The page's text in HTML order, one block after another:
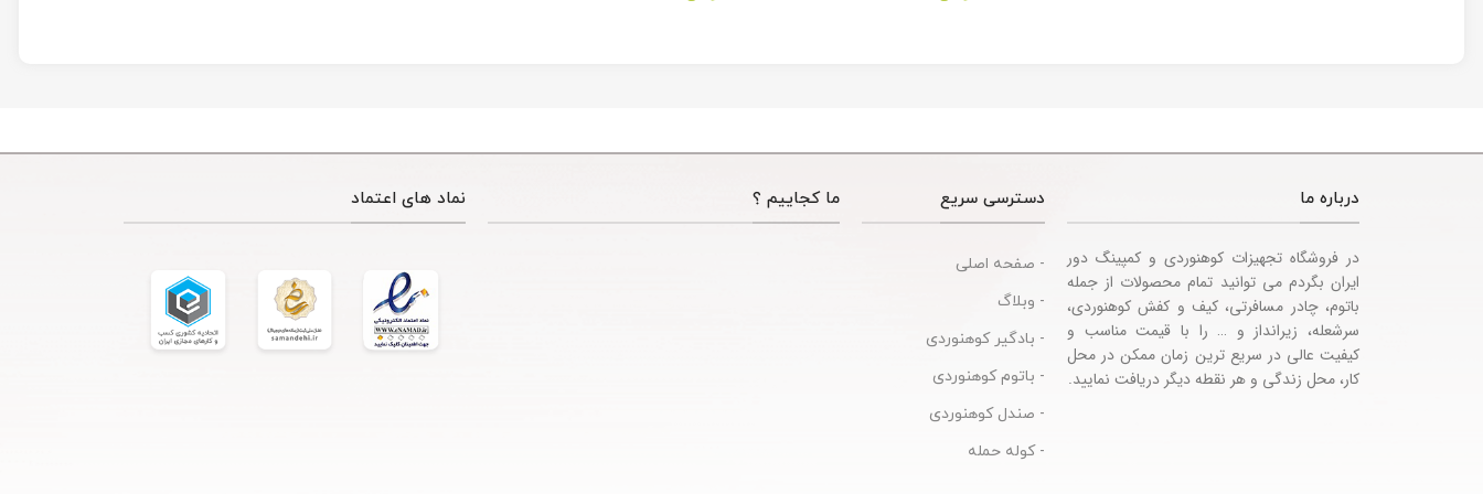
Accessories
Tactical Camping
درباره ما
در فروشگاه تجهیزات کوهنوردی و کمپینگ دور
ایران بگردم می توانید تمام محصولات از جمله
باتوم، چادر مسافرتی، کیف و کفش کوهنوردی،
سرشعله، زیرانداز و … را با قیمت مناسب و
کیفیت عالی در سریع ترین زمان ممکن در محل
کار، محل زندگی و هر نقطه دیگر دریافت نمایید.
دسترسی سریع
- صفحه اصلی
- وبلاگ
- بادگیر کوهنوردی
- باتوم کوهنوردی
- صندل کوهنوردی
- کوله حمله
ما کجاییم ؟ نماد های اعتماد